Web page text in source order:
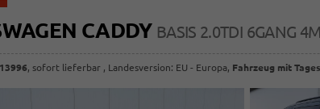
CADDY BASIS 2.0TDI 6GANG
, sofort lieferbar , Landesversion: EU - Europa, Fahrzeug mit